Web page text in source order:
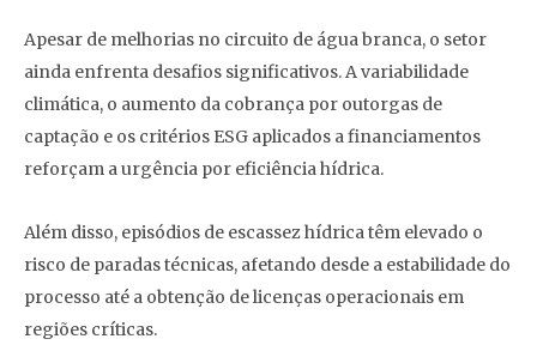
Apesar de melhorias no circuito de água branca, o setor
ainda enfrenta desafios significativos. A variabilidade
climática, o aumento da cobrança por outorgas de
captação e os critérios ESG aplicados a financiamentos
reforçam a urgência por eficiência hídrica.
Além disso, episódios de escassez hídrica têm elevado o
risco de paradas técnicas, afetando desde a estabilidade do
processo até a obtenção de licenças operacionais em
regiões críticas.